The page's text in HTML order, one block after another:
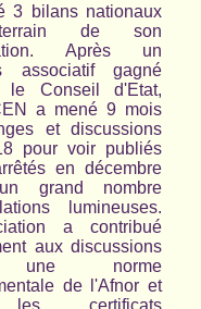
3 bilans nationaux
de son
Après un
associatif gagné
le Conseil d'Etat,
a mené 9 mois
et discussions
pour voir publiés
en décembre
grand nombre
lumineuses.
a contribué
aux discussions
norme
de l'Afnor et
certificats